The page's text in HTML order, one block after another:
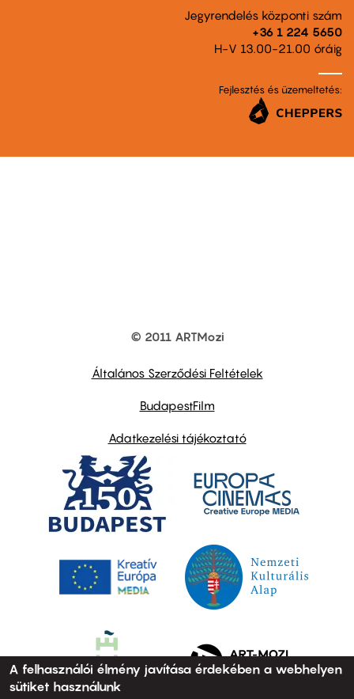
Jegyrendelés központi szám
+36 1 224 5650
H-V 13.00-21.00 óráig
Fejlesztés és üzemeltetés:
© 2011 ARTMozi
Általános Szerződési Feltételek
BudapestFilm
Adatkezelési tájékoztató
A felhasználói élmény javítása érdekében a webhelyen
sütiket használunk